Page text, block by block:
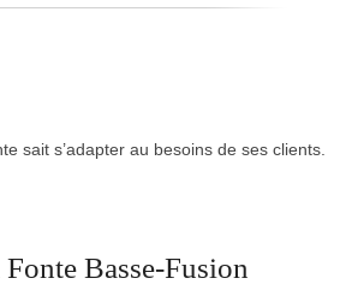
sait s’adapter au besoins de ses clients.
Fonte Basse-Fusion